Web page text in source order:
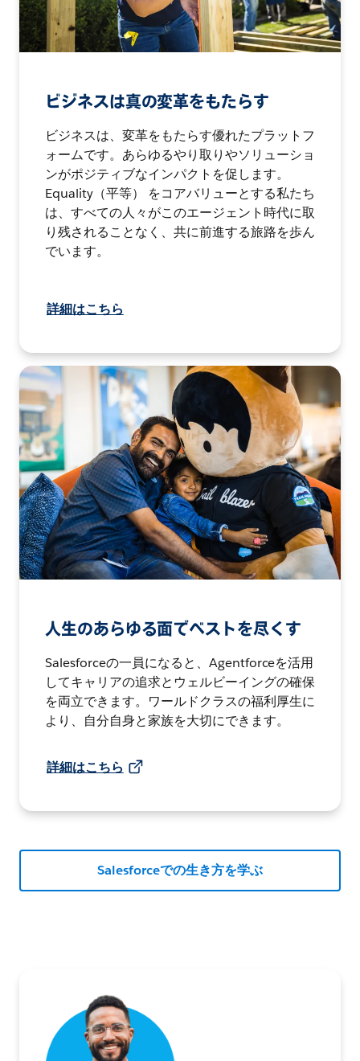
ビジネスは真の変革をもたらす
ビジネスは、変革をもたらす優れたプラットフ
ォームです。あらゆるやり取りやソリューショ
ンがポジティブなインパクトを促します。
Equality（平等） をコアバリューとする私たち
は、すべての人々がこのエージェント時代に取
り残されることなく、共に前進する旅路を歩ん
でいます。
詳細はこちら
人生のあらゆる面でベストを尽くす
Salesforceの一員になると、Agentforceを活用
してキャリアの追求とウェルビーイングの確保
を両立できます。ワールドクラスの福利厚生に
より、自分自身と家族を大切にできます。
詳細はこちら
Salesforceでの生き方を学ぶ